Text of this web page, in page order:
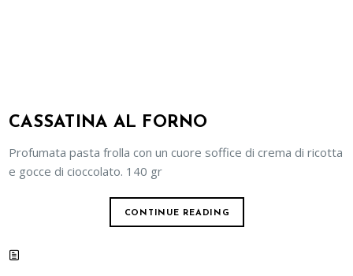
CASSATINA AL FORNO
Profumata pasta frolla con un cuore soffice di crema di ricotta
e gocce di cioccolato. 140 gr
CONTINUE READING